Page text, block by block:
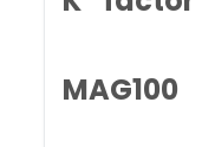
MAG100